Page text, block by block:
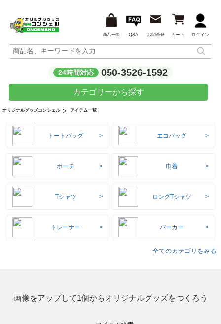
商品一覧 Q&A お問合せ カート ログイン
24時間対応 050-3526-1592
カテゴリーから探す
オリジナルグッズコンシェル アイテム一覧
トートバッグ エコバッグ
ポーチ 巾着
Tシャツ ロングTシャツ
トレーナー パーカー
全てのカテゴリをみる
画像をアップして1個からオリジナルグッズをつくろう